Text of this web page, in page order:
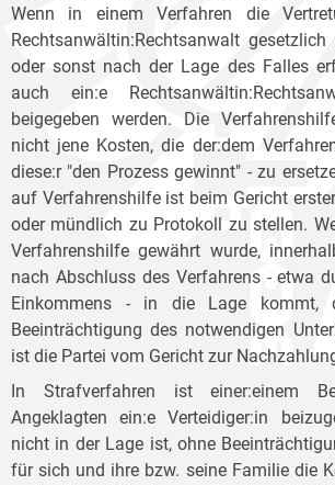
Wenn in einem Verfahren die
Rechtsanwältin:Rechtsanwalt
oder sonst nach der Lage des Falles
auch ein:e
beigegeben werden. Die
nicht jene Kosten, die der:dem
diese:r "den Prozess gewinnt" - zu
auf Verfahrenshilfe ist beim Gericht
oder mündlich zu Protokoll zu stellen.
Verfahrenshilfe gewährt wurde,
nach Abschluss des Verfahrens - etwa
Einkommens - in die Lage kommt,
Beeinträchtigung des notwendigen
ist die Partei vom Gericht zur
In Strafverfahren ist einer:einem
Angeklagten ein:e Verteidiger:in
nicht in der Lage ist, ohne
für sich und ihre bzw. seine Familie die